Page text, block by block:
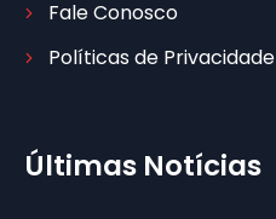
Fale Conosco
Políticas de Privacidade
Últimas Notícias